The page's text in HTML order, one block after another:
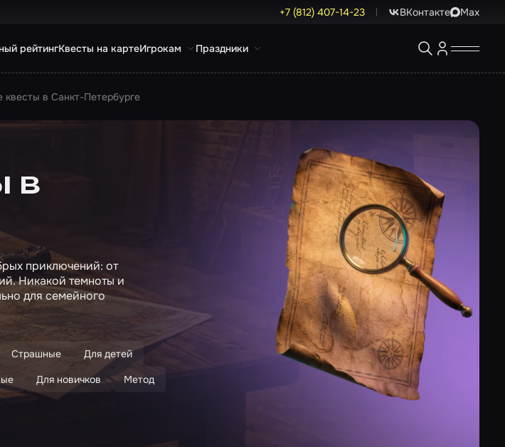
+7 (812) 407-14-23 ВКонтакте Max
рейтингКвесты на картеИгрокам Праздники
в Санкт-Петербурге
в
приключений: от
Никакой темноты и
для семейного
Страшные
Для детей
Для новичков
Метод